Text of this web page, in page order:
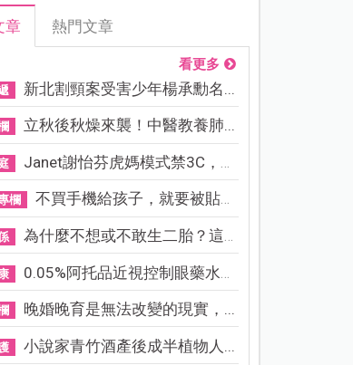
章 熱門文章
看更多
新北割頸案受害少年楊承勳名...
立秋後秋燥來襲！中醫教養肺...
Janet謝怡芬虎媽模式禁3C，看...
欄 不買手機給孩子，就要被貼「...
為什麼不想或不敢生二胎？這8...
0.05%阿托品近視控制眼藥水納...
晚婚晚育是無法改變的現實，...
小說家青竹酒產後成半植物人...